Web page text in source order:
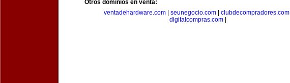
Otros dominios en venta:
ventadehardware.com| seunegocio.com| clubdecompradores.com|
digitalcompras.com